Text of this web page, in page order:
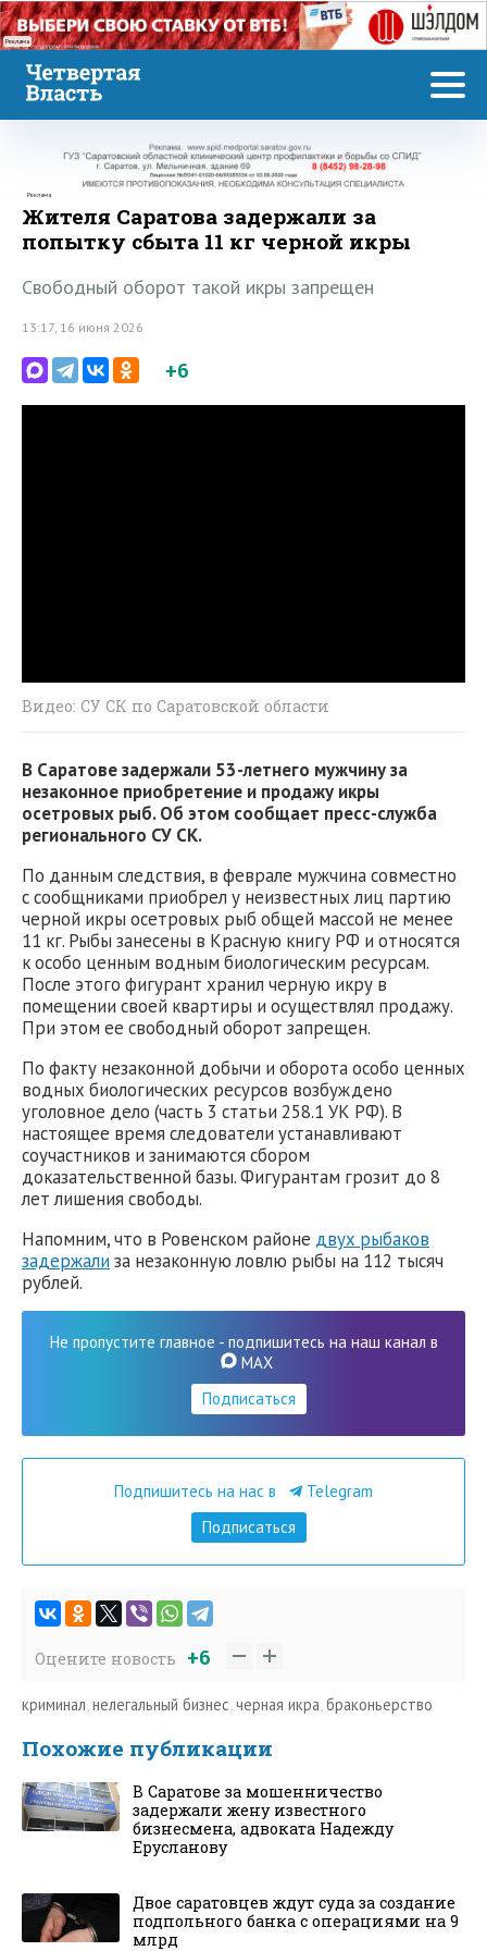
Реклама
Реклама
Жителя Саратова задержали за
попытку сбыта 11 кг черной икры
Свободный оборот такой икры запрещен
13:17, 16 июня 2026
+6
Видео: СУ СК по Саратовской области
В Саратове задержали 53-летнего мужчину за
незаконное приобретение и продажу икры
осетровых рыб. Об этом сообщает пресс-служба
регионального СУ СК.
По данным следствия, в феврале мужчина совместно
с сообщниками приобрел у неизвестных лиц партию
черной икры осетровых рыб общей массой не менее
11 кг. Рыбы занесены в Красную книгу РФ и относятся
к особо ценным водным биологическим ресурсам.
После этого фигурант хранил черную икру в
помещении своей квартиры и осуществлял продажу.
При этом ее свободный оборот запрещен.
По факту незаконной добычи и оборота особо ценных
водных биологических ресурсов возбуждено
уголовное дело (часть 3 статьи 258.1 УК РФ). В
настоящее время следователи устанавливают
соучастников и занимаются сбором
доказательственной базы. Фигурантам грозит до 8
лет лишения свободы.
Напомним, что в Ровенском районе двух рыбаков
задержали за незаконную ловлю рыбы на 112 тысяч
рублей.
Не пропустите главное - подпишитесь на наш канал в
MAX
Подписаться
Подпишитесь на нас в
Telegram
Подписаться
Оцените новость +6
криминал нелегальный бизнес черная икра браконьерство
Похожие публикации
В Саратове за мошенничество
задержали жену известного
бизнесмена, адвоката Надежду
Ерусланову
Двое саратовцев ждут суда за создание
подпольного банка с операциями на 9
млрд